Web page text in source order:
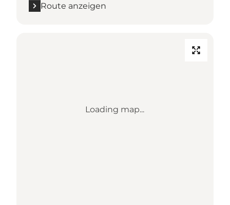
Route anzeigen
Loading map...